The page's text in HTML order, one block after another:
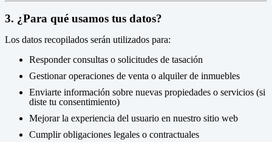
3. ¿Para qué usamos tus datos?
Los datos recopilados serán utilizados para:
Responder consultas o solicitudes de tasación
Gestionar operaciones de venta o alquiler de inmuebles
Enviarte información sobre nuevas propiedades o servicios (si
diste tu consentimiento)
Mejorar la experiencia del usuario en nuestro sitio web
Cumplir obligaciones legales o contractuales